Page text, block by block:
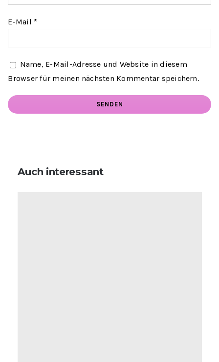
E-Mail *
Name, E-Mail-Adresse und Website in diesem
Browser für meinen nächsten Kommentar speichern.
Auch interessant